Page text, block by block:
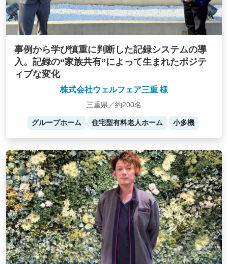
事例から学び慎重に判断した記録システムの導
入。記録の“家族共有”によって生まれたポジテ
ィブな変化
株式会社ウェルフェア三重 様
三重県／約200名
グループホーム 住宅型有料老人ホーム 小多機